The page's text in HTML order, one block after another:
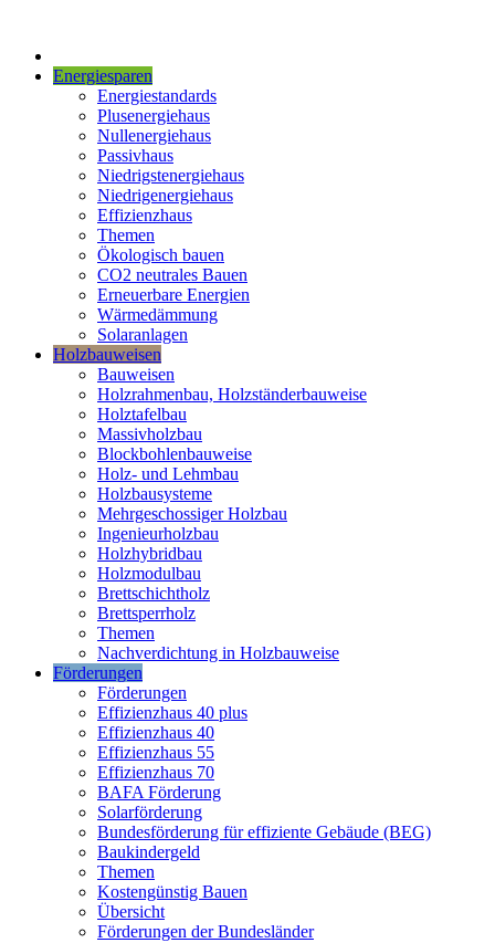
Energiesparen
Energiestandards
Plusenergiehaus
Nullenergiehaus
Passivhaus
Niedrigstenergiehaus
Niedrigenergiehaus
Effizienzhaus
Themen
Ökologisch bauen
CO2 neutrales Bauen
Erneuerbare Energien
Wärmedämmung
Solaranlagen
Holzbauweisen
Bauweisen
Holzrahmenbau, Holzständerbauweise
Holztafelbau
Massivholzbau
Blockbohlenbauweise
Holz- und Lehmbau
Holzbausysteme
Mehrgeschossiger Holzbau
Ingenieurholzbau
Holzhybridbau
Holzmodulbau
Brettschichtholz
Brettsperrholz
Themen
Nachverdichtung in Holzbauweise
Förderungen
Förderungen
Effizienzhaus 40 plus
Effizienzhaus 40
Effizienzhaus 55
Effizienzhaus 70
BAFA Förderung
Solarförderung
Bundesförderung für effiziente Gebäude (BEG)
Baukindergeld
Themen
Kostengünstig Bauen
Übersicht
Förderungen der Bundesländer